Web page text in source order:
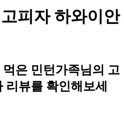
피자 하와이안
은 민턴가족님의 고
뷰를 확인해보세